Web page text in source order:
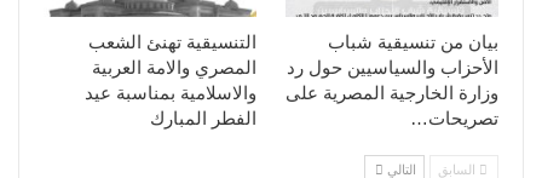
التنسيقية تهنئ الشعب
المصري والامة العربية
والاسلامية بمناسبة عيد
الفطر المبارك
بيان من تنسيقية شباب
الأحزاب والسياسيين حول رد
وزارة الخارجية المصرية على
تصريحات…
السابق التالي